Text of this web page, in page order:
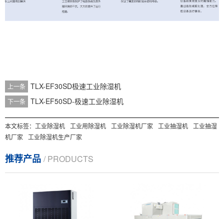
上一条 TLX-EF30SD极速工业除湿机
下一条 TLX-EF50SD-极速工业除湿机
本文标签： 工业除湿机 工业用除湿机 工业除湿机厂家 工业抽湿机
工业抽湿
机厂家
工业除湿机生产厂家
推荐产品 / PRODUCTS